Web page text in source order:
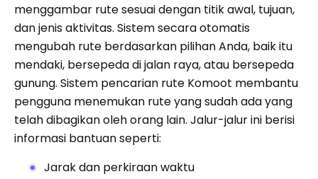
menggambar rute sesuai dengan titik awal, tujuan,
dan jenis aktivitas. Sistem secara otomatis
mengubah rute berdasarkan pilihan Anda, baik itu
mendaki, bersepeda di jalan raya, atau bersepeda
gunung. Sistem pencarian rute Komoot membantu
pengguna menemukan rute yang sudah ada yang
telah dibagikan oleh orang lain. Jalur-jalur ini berisi
informasi bantuan seperti:
Jarak dan perkiraan waktu